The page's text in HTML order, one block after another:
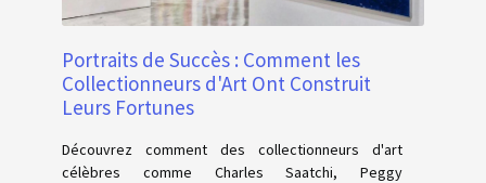
Portraits de Succès : Comment les
Collectionneurs d'Art Ont Construit
Leurs Fortunes
Découvrez comment des collectionneurs d'art
célèbres comme Charles Saatchi, Peggy